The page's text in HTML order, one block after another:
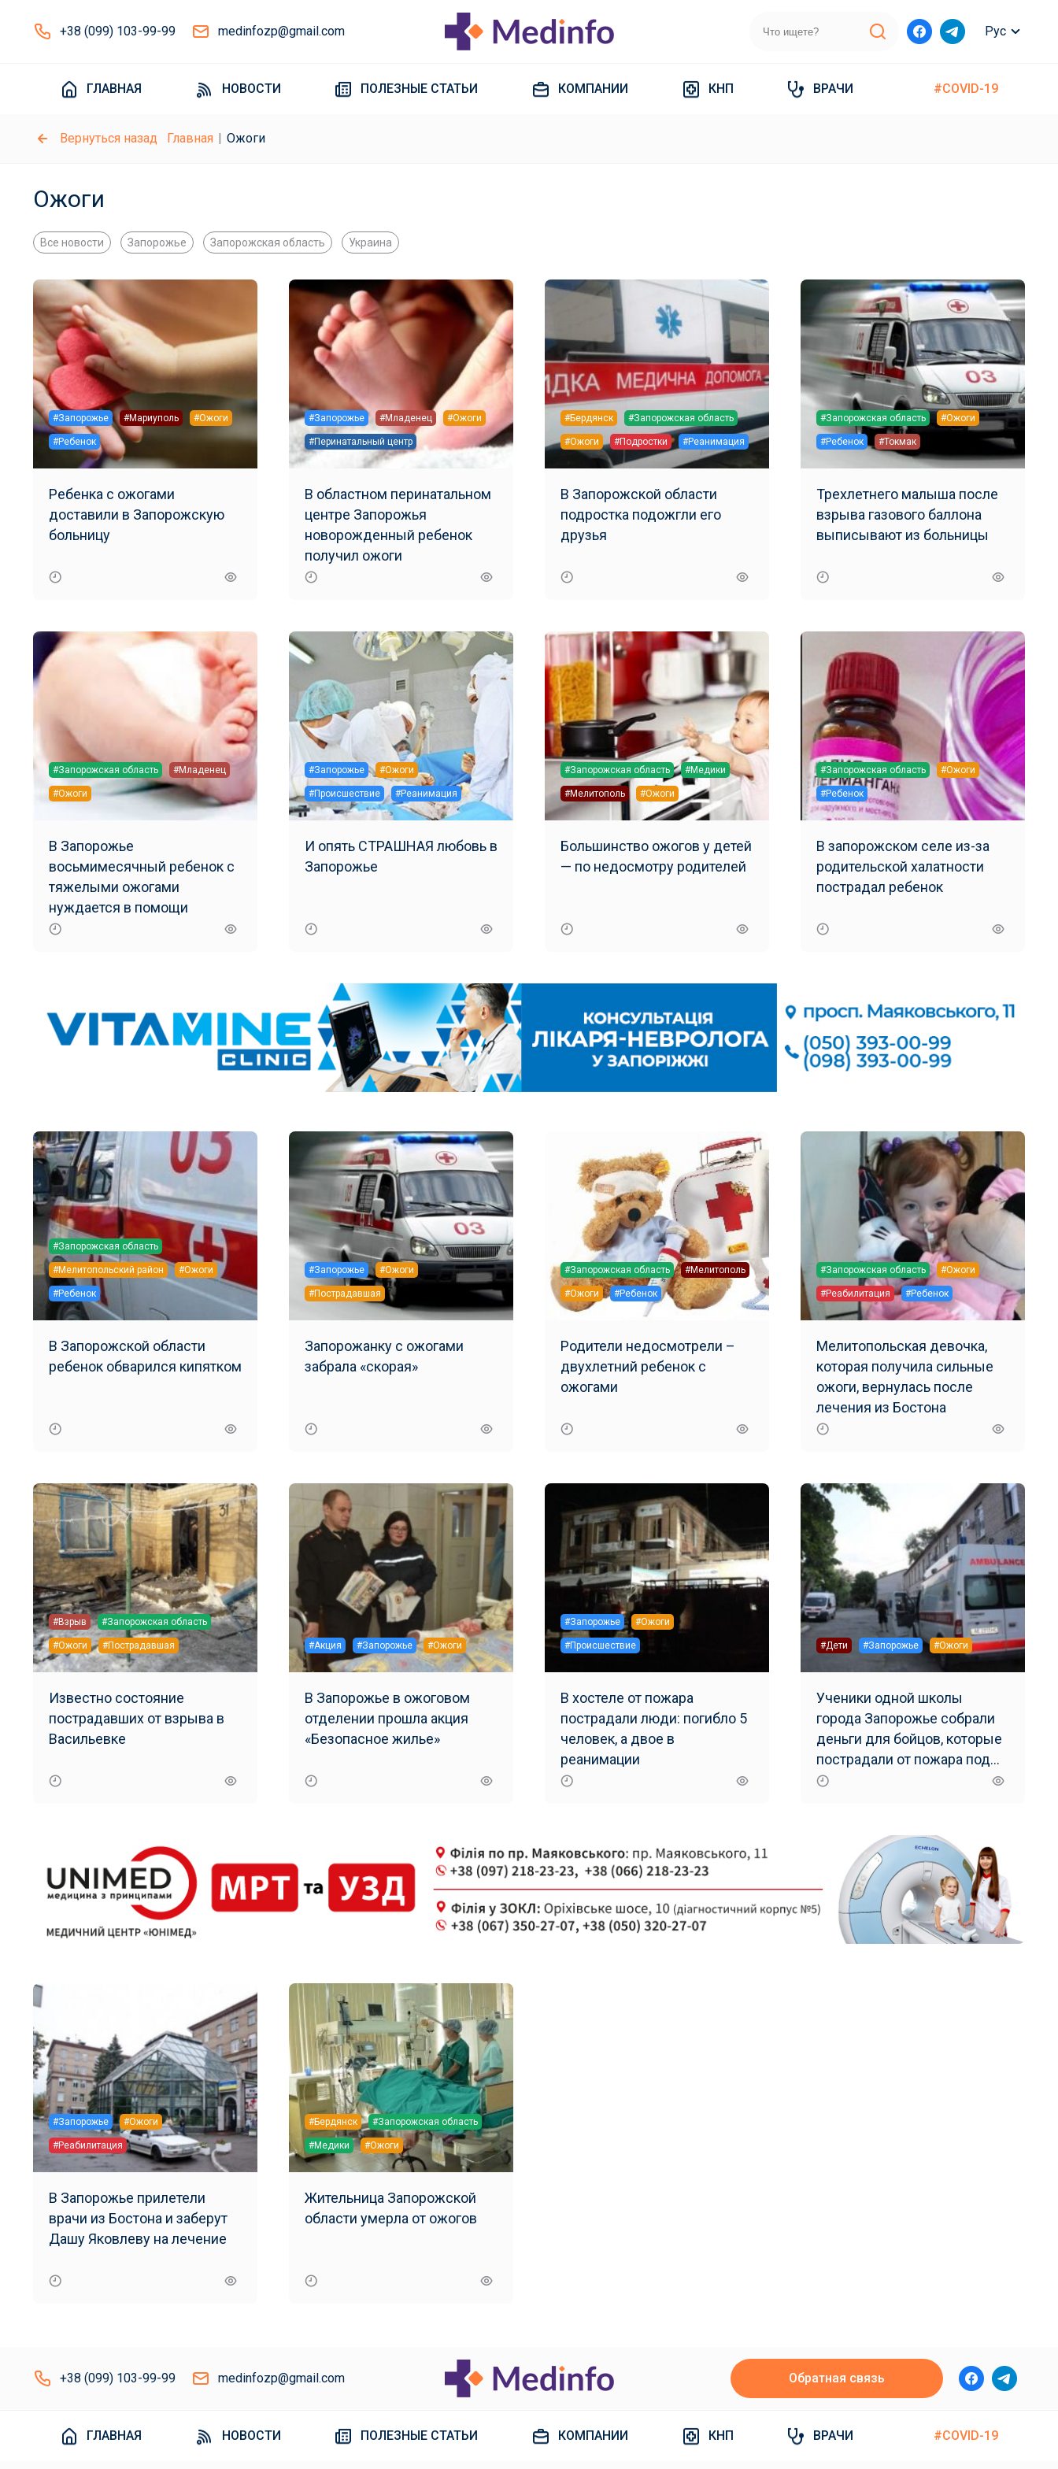
+38 (099) 103-99-99 medinfozp@gmail.com Рус
ГЛАВНАЯ НОВОСТИ ПОЛЕЗНЫЕ СТАТЬИ КОМПАНИИ КНП ВРАЧИ #COVID-19
Вернуться назад Главная Ожоги
Ожоги
Все новости Запорожье Запорожская область Украина
#Запорожье #Мариуполь #Ожоги
#Ребенок
Ребенка с ожогами
доставили в Запорожскую
больницу
#Запорожье #Младенец #Ожоги
#Перинатальный центр
В областном перинатальном
центре Запорожья
новорожденный ребенок
получил ожоги
#Бердянск #Запорожская область
#Ожоги #Подростки #Реанимация
В Запорожской области
подростка подожгли его
друзья
#Запорожская область #Ожоги
#Ребенок #Токмак
Трехлетнего малыша после
взрыва газового баллона
выписывают из больницы
#Запорожская область #Младенец
#Ожоги
В Запорожье
восьмимесячный ребенок с
тяжелыми ожогами
нуждается в помощи
#Запорожье #Ожоги
#Происшествие #Реанимация
И опять СТРАШНАЯ любовь в
Запорожье
#Запорожская область #Медики
#Мелитополь #Ожоги
Большинство ожогов у детей
— по недосмотру родителей
#Запорожская область #Ожоги
#Ребенок
В запорожском селе из-за
родительской халатности
пострадал ребенок
#Запорожская область
#Мелитопольский район #Ожоги
#Ребенок
В Запорожской области
ребенок обварился кипятком
#Запорожье #Ожоги
#Пострадавшая
Запорожанку с ожогами
забрала «скорая»
#Запорожская область #Мелитополь
#Ожоги #Ребенок
Родители недосмотрели –
двухлетний ребенок с
ожогами
#Запорожская область #Ожоги
#Реабилитация #Ребенок
Мелитопольская девочка,
которая получила сильные
ожоги, вернулась после
лечения из Бостона
#Взрыв #Запорожская область
#Ожоги #Пострадавшая
Известно состояние
пострадавших от взрыва в
Васильевке
#Акция #Запорожье #Ожоги
В Запорожье в ожоговом
отделении прошла акция
«Безопасное жилье»
#Запорожье #Ожоги
#Происшествие
В хостеле от пожара
пострадали люди: погибло 5
человек, а двое в
реанимации
#Дети #Запорожье #Ожоги
Ученики одной школы
города Запорожье собрали
деньги для бойцов, которые
пострадали от пожара под
Авдеевкой
#Запорожье #Ожоги
#Реабилитация
В Запорожье прилетели
врачи из Бостона и заберут
Дашу Яковлеву на лечение
#Бердянск #Запорожская область
#Медики #Ожоги
Жительница Запорожской
области умерла от ожогов
+38 (099) 103-99-99 medinfozp@gmail.com Обратная связь
ГЛАВНАЯ НОВОСТИ ПОЛЕЗНЫЕ СТАТЬИ КОМПАНИИ КНП ВРАЧИ #COVID-19